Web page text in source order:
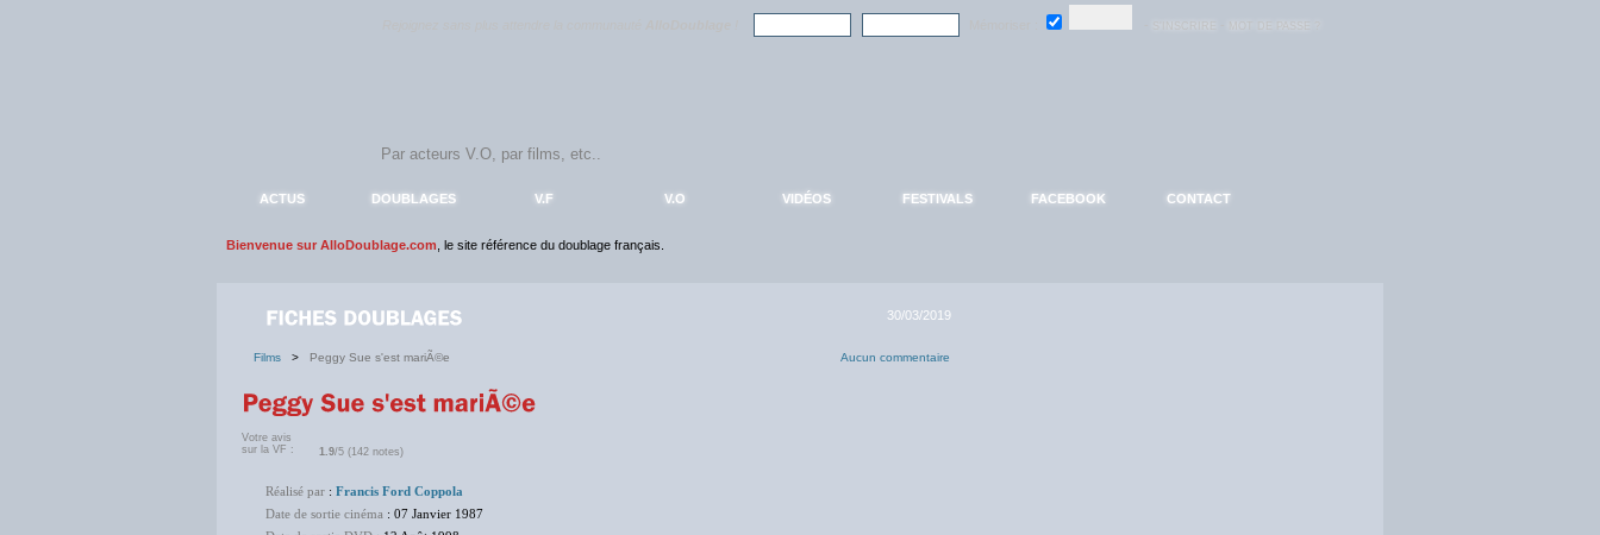
ACTUS DOUBLAGES V.F V.O VIDÉOS FESTIVALS FACEBOOK CONTACT
Bienvenue sur AlloDoublage.com , le site référence du doublage français.
30/03/2019
Films > Peggy Sue s'est mariÃ©e Aucun commentaire
Votre avis
sur la VF :
1.9/5 (142 notes)
Réalisé par : Francis Ford Coppola
Date de sortie cinéma : 07 Janvier 1987